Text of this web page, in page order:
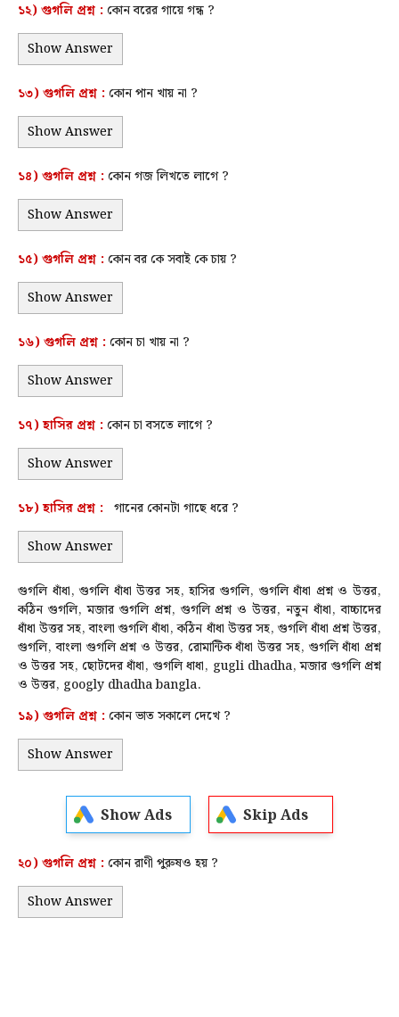
১২) গুগলি প্রশ্ন : কোন বরের গায়ে গন্ধ ?
Show Answer
১৩) গুগলি প্রশ্ন : কোন পান খায় না ?
Show Answer
১৪) গুগলি প্রশ্ন : কোন গজ লিখতে লাগে ?
Show Answer
১৫) গুগলি প্রশ্ন : কোন বর কে সবাই কে চায় ?
Show Answer
১৬) গুগলি প্রশ্ন : কোন চা খায় না ?
Show Answer
১৭)হাসির প্রশ্ন : কোন চা বসতে লাগে ?
Show Answer
১৮)হাসির প্রশ্ন : গানের কোনটা গাছে ধরে ?
Show Answer
গুগলি ধাঁধা, গুগলি ধাঁধা উত্তর সহ, হাসির গুগলি, গুগলি ধাঁধা প্রশ্ন ও উত্তর,
কঠিন গুগলি, মজার গুগলি প্রশ্ন, গুগলি প্রশ্ন ও উত্তর, নতুন ধাঁধা, বাচ্চাদের
ধাঁধা উত্তর সহ, বাংলা গুগলি ধাঁধা, কঠিন ধাঁধা উত্তর সহ, গুগলি ধাঁধা প্রশ্ন উত্তর,
গুগলি, বাংলা গুগলি প্রশ্ন ও উত্তর, রোমান্টিক ধাঁধা উত্তর সহ, গুগলি ধাঁধা প্রশ্ন
ও উত্তর সহ, ছোটদের ধাঁধা, গুগলি ধাধা, gugli dhadha, মজার গুগলি প্রশ্ন
ও উত্তর, googly dhadha bangla.
১৯) গুগলি প্রশ্ন : কোন ভাত সকালে দেখে ?
Show Answer
Show Ads Skip Ads
২০) গুগলি প্রশ্ন : কোন রাণী পুরুষও হয় ?
Show Answer